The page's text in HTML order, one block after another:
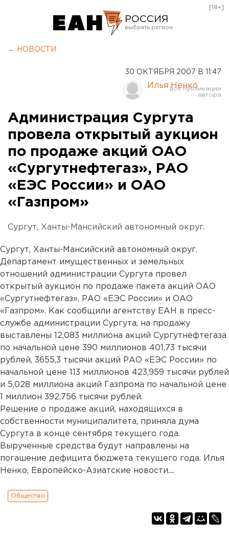
РОССИЯ
Курган
Оренбург
[18+]
← НОВОСТИ
30 ОКТЯБРЯ 2007 В 11:47
Илья Ненко
Администрация Сургута
провела открытый аукцион
по продаже акций ОАО
«Сургутнефтегаз», РАО
«ЕЭС России» и ОАО
«Газпром»
Сургут, Ханты-Мансийский автономный округ.
Сургут, Ханты-Мансийский автономный округ.
Департамент имущественных и земельных
отношений администрации Сургута провел
открытый аукцион по продаже пакета акций ОАО
«Сургутнефтегаз», РАО «ЕЭС России» и ОАО
«Газпром». Как сообщили агентству ЕАН в пресс-
службе администрации Сургута, на продажу
выставлены 12,083 миллиона акций Сургутнефтегаза
по начальной цене 390 миллионов 401,73 тысячи
рублей, 3655,3 тысячи акций РАО «ЕЭС России» по
начальной цене 113 миллионов 423,959 тысячи рублей
и 5,028 миллиона акций Газпрома по начальной цене
1 миллион 392,756 тысячи рублей.
Решение о продаже акций, находящихся в
собственности муниципалитета, приняла дума
Сургута в конце сентября текущего года.
Вырученные средства будут направлены на
погашение дефицита бюджета текущего года. Илья
Ненко, Европейско-Азиатские новости....
Общество